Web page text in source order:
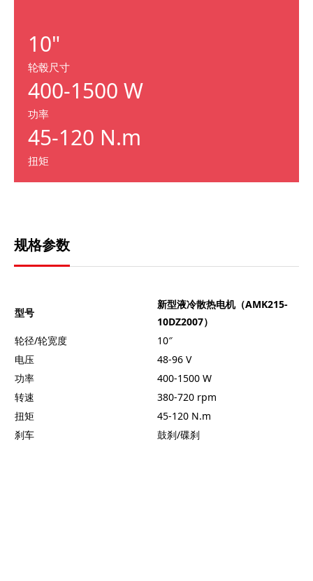
10"
轮毂尺寸
400-1500 W
功率
45-120 N.m
扭矩
规格参数
型号
新型液冷散热电机（AMK215-
10DZ2007）
轮径/轮宽度
10″
电压
48-96 V
功率
400-1500 W
转速
380-720 rpm
扭矩
45-120 N.m
刹车
鼓刹/碟刹